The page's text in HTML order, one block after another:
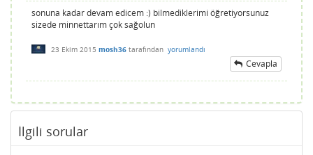
sonuna kadar devam edicem :) bilmediklerimi öğretiyorsunuz
sizede minnettarım çok sağolun
23 Ekim 2015 mosh36 tarafından yorumlandı
Cevapla
İlgili sorular